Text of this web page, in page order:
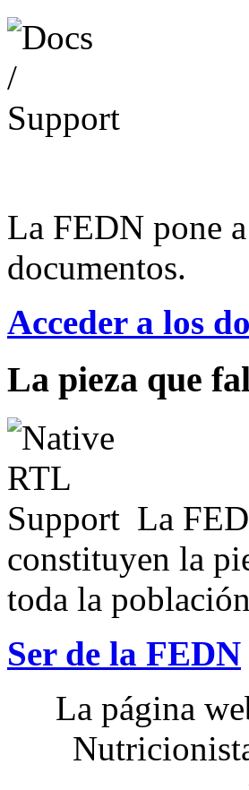
La FEDN pone
documentos.
Acceder a los
La pieza que
La
constituyen la
toda la
Ser de la FEDN
La página